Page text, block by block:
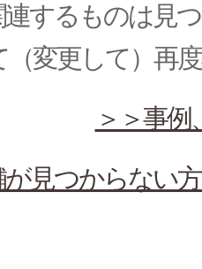
するものは見
（変更して）再
＞＞事
見つからない